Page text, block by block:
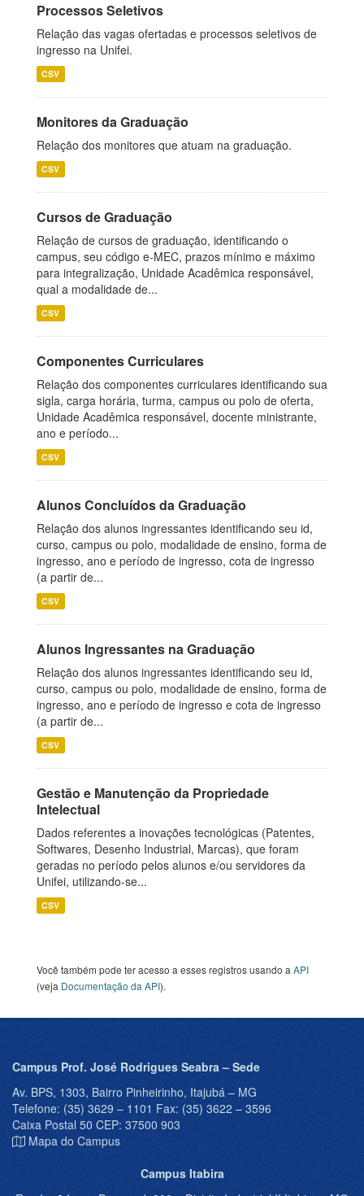
Processos Seletivos
Relação das vagas ofertadas e processos seletivos de
ingresso na Unifei.
CSV
Monitores da Graduação
Relação dos monitores que atuam na graduação.
CSV
Cursos de Graduação
Relação de cursos de graduação, identificando o
campus, seu código e-MEC, prazos mínimo e máximo
para integralização, Unidade Acadêmica responsável,
qual a modalidade de...
CSV
Componentes Curriculares
Relação dos componentes curriculares identificando sua
sigla, carga horária, turma, campus ou polo de oferta,
Unidade Acadêmica responsável, docente ministrante,
ano e período...
CSV
Alunos Concluídos da Graduação
Relação dos alunos ingressantes identificando seu id,
curso, campus ou polo, modalidade de ensino, forma de
ingresso, ano e período de ingresso, cota de ingresso
(a partir de...
CSV
Alunos Ingressantes na Graduação
Relação dos alunos ingressantes identificando seu id,
curso, campus ou polo, modalidade de ensino, forma de
ingresso, ano e período de ingresso e cota de ingresso
(a partir de...
CSV
Gestão e Manutenção da Propriedade
Intelectual
Dados referentes a inovações tecnológicas (Patentes,
Softwares, Desenho Industrial, Marcas), que foram
geradas no período pelos alunos e/ou servidores da
Unifei, utilizando-se...
CSV
Você também pode ter acesso a esses registros usando a API
(veja Documentação da API).
Campus Prof. José Rodrigues Seabra – Sede
Av. BPS, 1303, Bairro Pinheirinho, Itajubá – MG
Telefone: (35) 3629 – 1101 Fax: (35) 3622 – 3596
Caixa Postal 50 CEP: 37500 903
Mapa do Campus
Campus Itabira